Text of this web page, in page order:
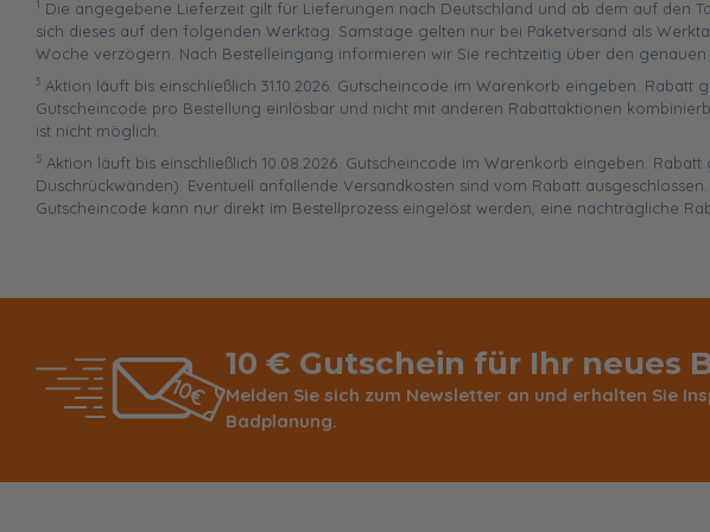
1 Die angegebene Lieferzeit gilt für Lieferungen nach Deutschland und ab dem auf den
sich dieses auf den folgenden Werktag. Samstage gelten nur bei Paketversand als
Woche verzögern. Nach Bestelleingang informieren wir Sie rechtzeitig über den genauen
3 Aktion läuft bis einschließlich 31.10.2026. Gutscheincode im Warenkorb eingeben.
Gutscheincode pro Bestellung einlösbar und nicht mit anderen Rabattaktionen
ist nicht möglich.
5 Aktion läuft bis einschließlich 10.08.2026. Gutscheincode im Warenkorb eingeben.
Duschrückwänden). Eventuell anfallende Versandkosten sind vom Rabatt
Gutscheincode kann nur direkt im Bestellprozess eingelöst werden, eine nachträgliche
10 € Gutschein für Ihr neues
Melden Sie sich zum Newsletter an und erhalten Sie
Badplanung.